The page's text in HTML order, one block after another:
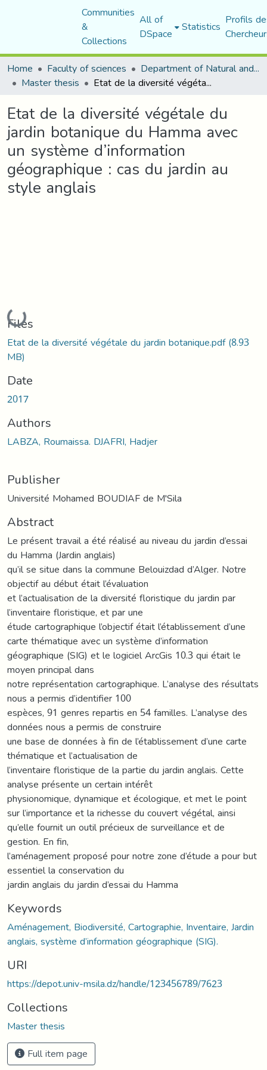
Communities
&
Collections
All of
DSpace Statistics Profils
Home
Faculty of sciences Department of Natural and Life Sciences
Master thesis Etat de la diversité végétale du jardin botanique du Hamma avec un système d’information géographique : cas du jardin au style anglais
Etat de la diversité végétale du
jardin botanique du Hamma avec
un système d’information
géographique : cas du jardin au
style anglais
Loading...
Files
Etat de la diversité végétale du jardin botanique.pdf(8.93
MB)
Date
2017
Authors
LABZA, Roumaissa. DJAFRI, Hadjer
Publisher
Université Mohamed BOUDIAF de M'Sila
Abstract
Le présent travail a été réalisé au niveau du jardin d’essai
du Hamma (Jardin anglais)
qu’il se situe dans la commune Belouizdad d’Alger. Notre
objectif au début était l’évaluation
et l’actualisation de la diversité floristique du jardin par
l’inventaire floristique, et par une
étude cartographique l’objectif était l’établissement d’une
carte thématique avec un système d’information
géographique (SIG) et le logiciel ArcGis 10.3 qui était le
moyen principal dans
notre représentation cartographique. L’analyse des résultats
nous a permis d’identifier 100
espèces, 91 genres repartis en 54 familles. L’analyse des
données nous a permis de construire
une base de données à fin de l’établissement d’une carte
thématique et l’actualisation de
l’inventaire floristique de la partie du jardin anglais. Cette
analyse présente un certain intérêt
physionomique, dynamique et écologique, et met le point
sur l’importance et la richesse du couvert végétal, ainsi
qu’elle fournit un outil précieux de surveillance et de
gestion. En fin,
l’aménagement proposé pour notre zone d’étude a pour but
essentiel la conservation du
jardin anglais du jardin d’essai du Hamma
Keywords
Aménagement, Biodiversité, Cartographie, Inventaire, Jardin
anglais, système d’information géographique (SIG).
URI
https://depot.univ-msila.dz/handle/123456789/7623
Collections
Master thesis
Full item page